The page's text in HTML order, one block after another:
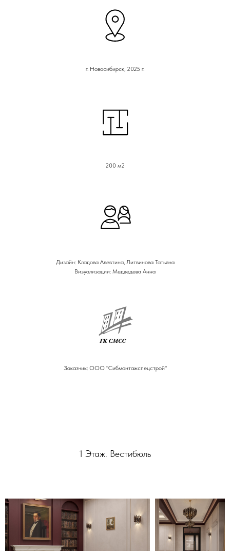
г. Новосибирск, 2025 г.
200 м2
Дизайн: Кладова Алевтина, Литвинова Татьяна
Визуализации: Медведева Анна
Заказчик: ООО "Сибмонтажспецстрой"
1 Этаж. Вестибюль